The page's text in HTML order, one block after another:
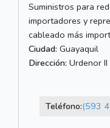
Suministros para
importadores y
cableado más
Ciudad: Guayaquil
Dirección: Urdenor
Teléfono:(593